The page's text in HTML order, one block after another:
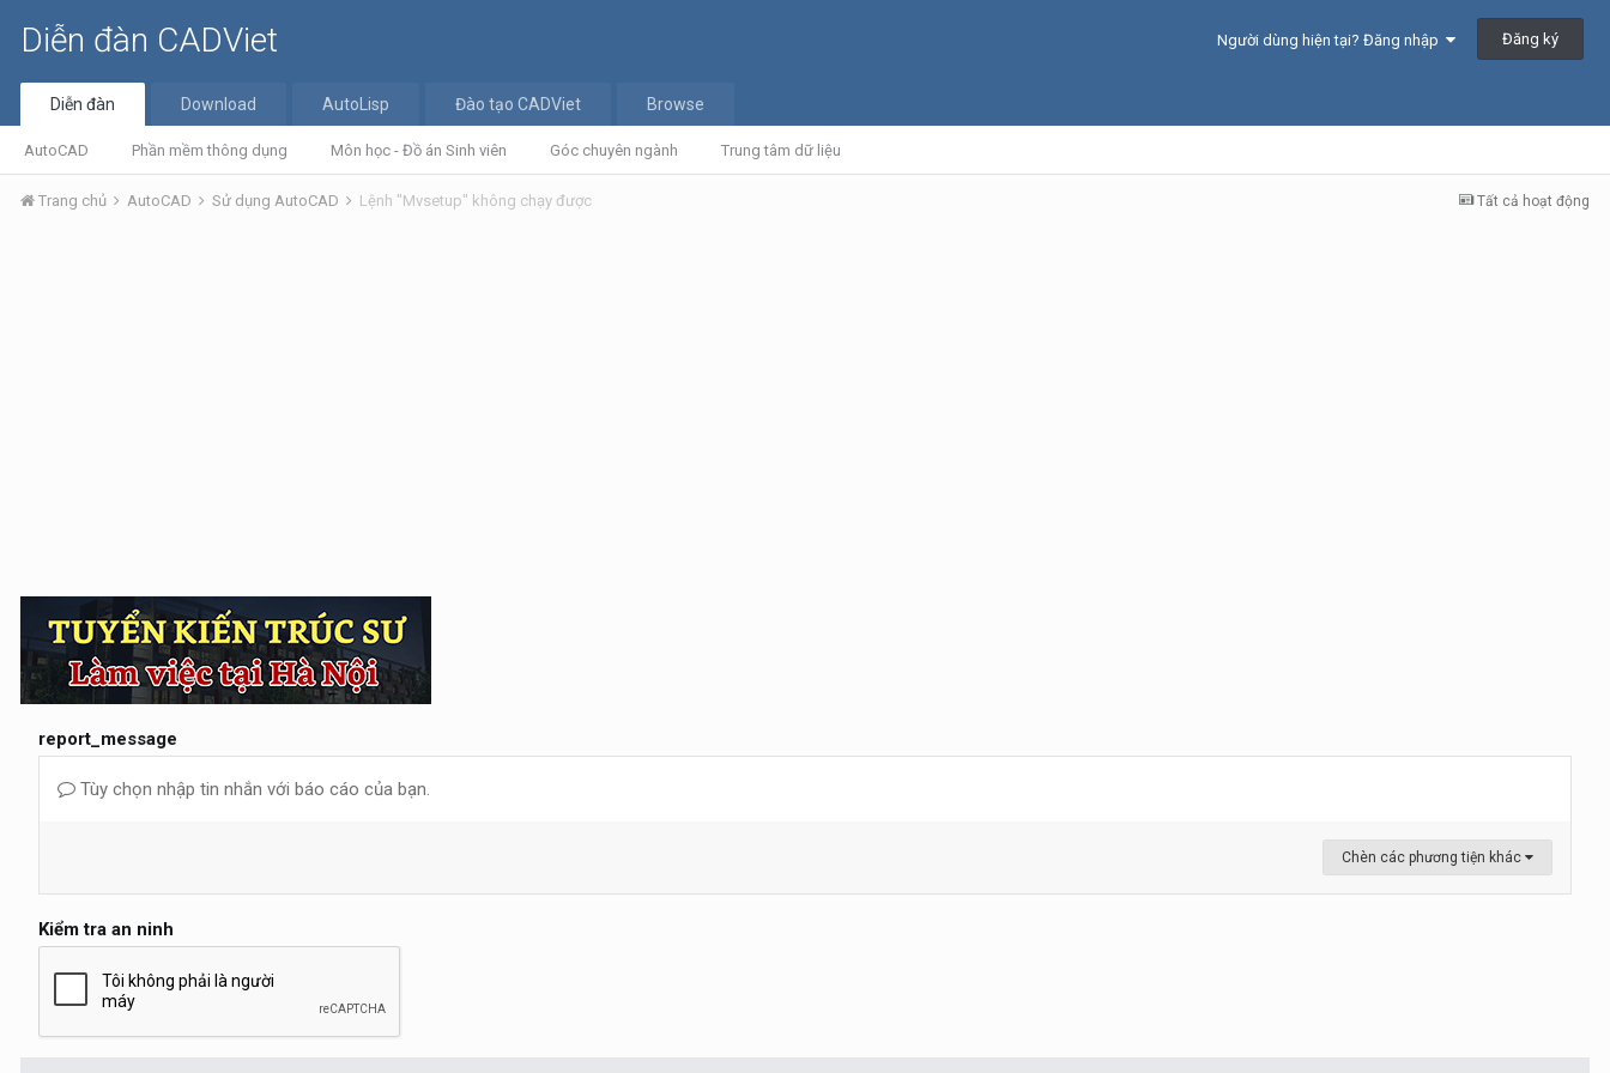
Diễn đàn CADViet Người dùng hiện tại? Đăng nhập Đăng ký
Diễn đàn
AutoCAD Phần mềm thông dụng Môn học - Đồ án Sinh viên Góc chuyên ngành Trung tâm dữ liệu
Download AutoLisp Đào tạo CADViet Browse
Tất cả hoạt động
Trang chủ AutoCAD Sử dụng AutoCAD Lệnh "Mvsetup" không chạy được
report_message
Tùy chọn nhập tin nhắn với báo cáo của bạn.
Chèn các phương tiện khác
Kiểm tra an ninh